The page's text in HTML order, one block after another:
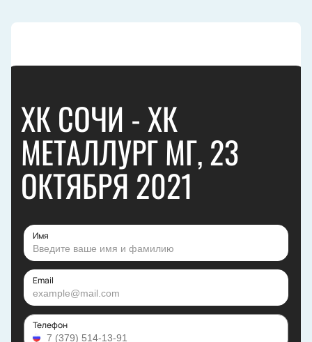
ХК СОЧИ - ХК
МЕТАЛЛУРГ МГ, 23
ОКТЯБРЯ 2021
Имя
Email
Телефон